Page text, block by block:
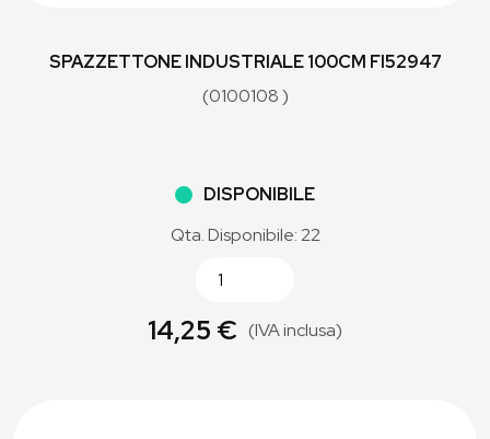
SPAZZETTONE INDUSTRIALE 100CM FI52947
(0100108 )
DISPONIBILE
Qta. Disponibile: 22
14,25 € (IVA inclusa)